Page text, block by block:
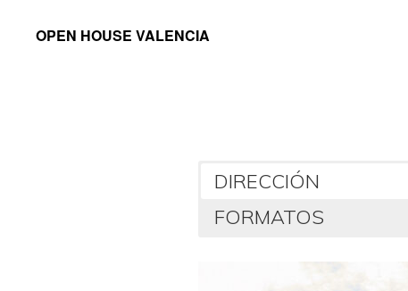
OPEN HOUSE VALENCIA
DIRECCIÓN
FORMATOS